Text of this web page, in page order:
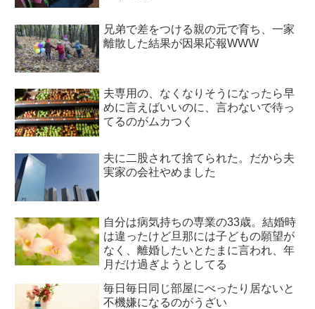
兄弟で差をつける親の元で育ち、一家
離散した結果が因果応報WWW
夫専用の、なくなりそうになったら早
めに言えばいいのに、言わないで待っ
てるのがムカつく
夫に二股されて捨てられた。だから夫
実家の会社やめました
自分は病気持ちの専業の33歳。結婚時
は違ったけど旦那には子どもの願望が
なく、離婚したいとたまに言われ、年
月だけ過ぎようとしてる
毎日毎日同じ部屋にべったり居ないと
不機嫌になるのがうざい